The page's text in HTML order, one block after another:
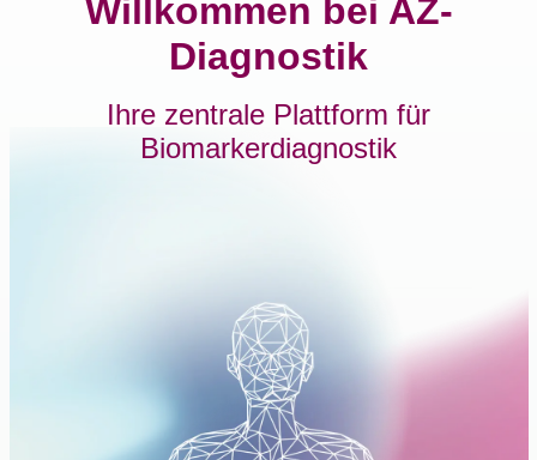
Willkommen bei AZ-
Diagnostik
Ihre zentrale Plattform für
Biomarkerdiagnostik